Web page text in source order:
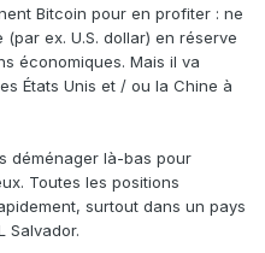
Bitcoin pour en profiter : ne
ex. U.S. dollar) en réserve
économiques. Mais il va
États Unis et / ou la Chine à
déménager là-bas pour
Toutes les positions
surtout dans un pays
Salvador.